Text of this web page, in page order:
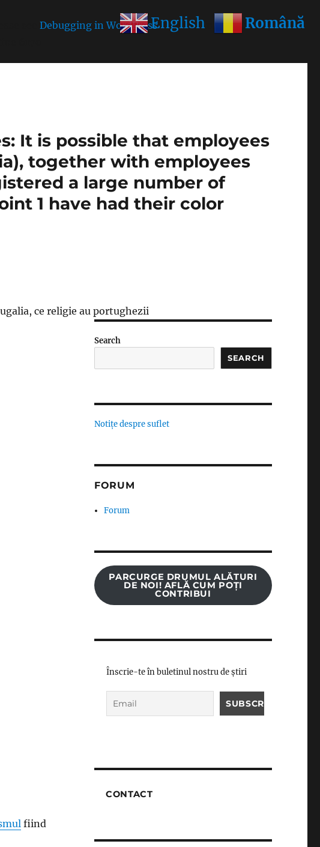
Debugging in WordPressfor more information. (This
It is possible that employees
together with employees
a large number of
1 have had their color
ce religie au portughezii
fiind
Search
SEARCH
Notițe despre suflet
FORUM
Forum
PARCURGE DRUMUL ALĂTURI
DE NOI! AFLĂ CUM POȚI
CONTRIBUI
Înscrie-te în buletinul nostru de știri
CONTACT
English Română